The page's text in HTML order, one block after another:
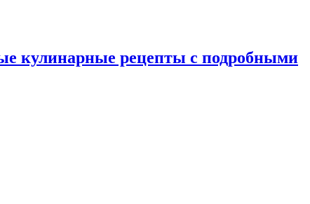
кулинарные рецепты с подробными